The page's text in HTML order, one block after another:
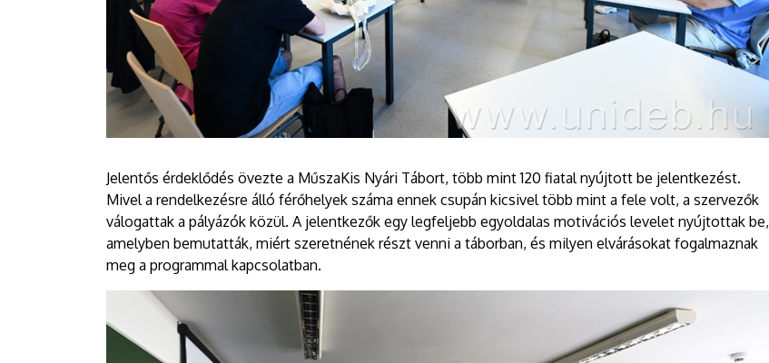
Jelentős érdeklődés övezte a MűszaKis Nyári Tábort, több mint 120 fiatal nyújtott be jelentkezést.
Mivel a rendelkezésre álló férőhelyek száma ennek csupán kicsivel több mint a fele volt, a szervezők
válogattak a pályázók közül. A jelentkezők egy legfeljebb egyoldalas motivációs levelet nyújtottak be,
amelyben bemutatták, miért szeretnének részt venni a táborban, és milyen elvárásokat fogalmaznak
meg a programmal kapcsolatban.